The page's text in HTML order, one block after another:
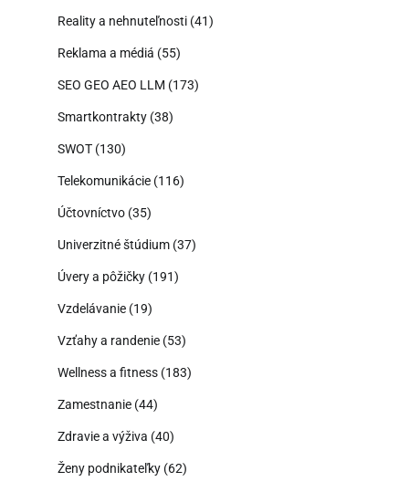
Reality a nehnuteľnosti (41)
Reklama a médiá (55)
SEO GEO AEO LLM (173)
Smartkontrakty (38)
SWOT (130)
Telekomunikácie (116)
Účtovníctvo (35)
Univerzitné štúdium (37)
Úvery a pôžičky (191)
Vzdelávanie (19)
Vzťahy a randenie (53)
Wellness a fitness (183)
Zamestnanie (44)
Zdravie a výživa (40)
Ženy podnikateľky (62)